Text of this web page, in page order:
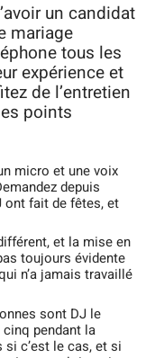
un candidat
mariage
tous les
expérience et
de l’entretien
points
micro et une voix
depuis
ont fait de fêtes, et
et la mise en
toujours évidente
n’a jamais travaillé
sont DJ le
pendant la
c’est le cas, et si